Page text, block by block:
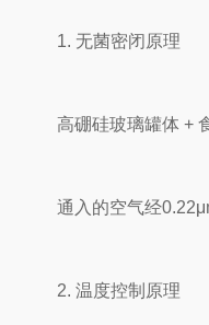
1. 无菌密闭原理
高硼硅玻璃罐体 + 食
通入的空气经0.22μm
2. 温度控制原理